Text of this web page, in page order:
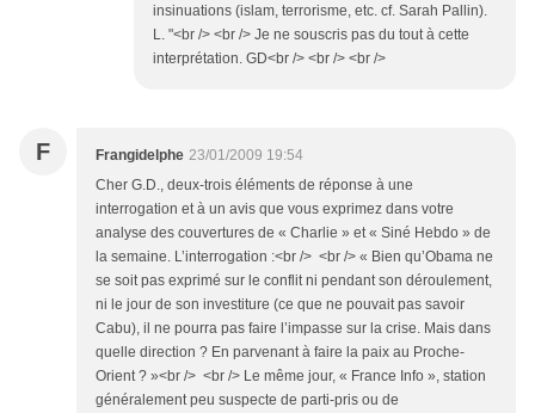
insinuations (islam, terrorisme, etc. cf. Sarah Pallin).
L. "<br /> <br /> Je ne souscris pas du tout à cette
interprétation. GD<br /> <br /> <br />
F Frangidelphe 23/01/2009 19:54
Cher G.D., deux-trois éléments de réponse à une
interrogation et à un avis que vous exprimez dans votre
analyse des couvertures de « Charlie » et « Siné Hebdo » de
la semaine. L’interrogation :<br /> <br /> « Bien qu’Obama ne
se soit pas exprimé sur le conflit ni pendant son déroulement,
ni le jour de son investiture (ce que ne pouvait pas savoir
Cabu), il ne pourra pas faire l’impasse sur la crise. Mais dans
quelle direction ? En parvenant à faire la paix au Proche-
Orient ? »<br /> <br /> Le même jour, « France Info », station
généralement peu suspecte de parti-pris ou de